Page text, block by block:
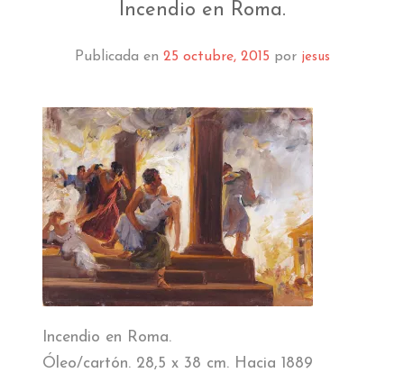
COLECCIÓN
PUBLICACIONES
INFORMACIÓN
AMIGOS DEL MUSEO
Incendio en Roma.
Publicada en 25 octubre, 2015 por jesus
Incendio en Roma.
Óleo/cartón. 28,5 x 38 cm. Hacia 1889